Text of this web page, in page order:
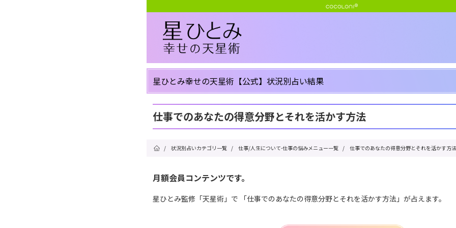
星ひとみ幸せの天星術【公式】状況別占い結果
仕事でのあなたの得意分野とそれを活かす方法
/ 状況別占いカテゴリ一覧 / 仕事/人生について-仕事の悩みメニュー一覧 / 仕事でのあなたの得意分野とそれを活かす方法
月額会員コンテンツです。
星ひとみ監修「天星術」で 「仕事でのあなたの得意分野とそれを活かす方法」が占えます。